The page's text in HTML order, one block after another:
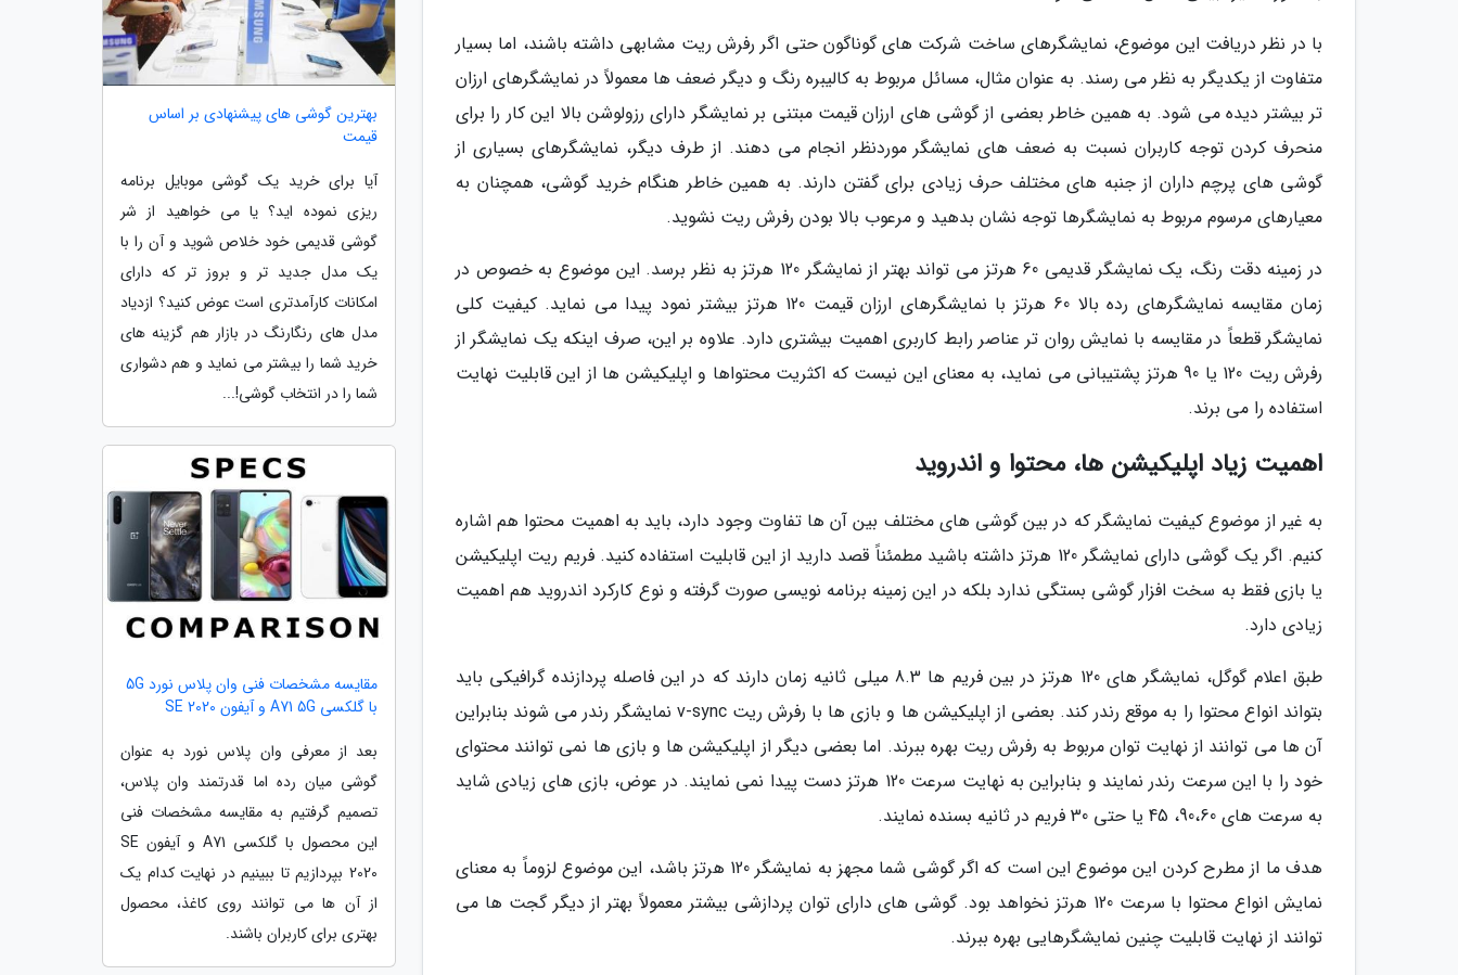
با در نظر دریافت این موضوع، نمایشگرهای ساخت شرکت های گوناگون حتی اگر رفرش ریت مشابهی داشته باشند، اما بسیار
متفاوت از یکدیگر به نظر می رسند. به عنوان مثال، مسائل مربوط به کالیبره رنگ و دیگر ضعف ها معمولاً در نمایشگرهای ارزان
تر بیشتر دیده می شود. به همین خاطر بعضی از گوشی های ارزان قیمت مبتنی بر نمایشگر دارای رزولوشن بالا این کار را برای
منحرف کردن توجه کاربران نسبت به ضعف های نمایشگر موردنظر انجام می دهند. از طرف دیگر، نمایشگرهای بسیاری از
گوشی های پرچم داران از جنبه های مختلف حرف زیادی برای گفتن دارند. به همین خاطر هنگام خرید گوشی، همچنان به
معیارهای مرسوم مربوط به نمایشگرها توجه نشان بدهید و مرعوب بالا بودن رفرش ریت نشوید.
در زمینه دقت رنگ، یک نمایشگر قدیمی 60 هرتز می تواند بهتر از نمایشگر 120 هرتز به نظر برسد. این موضوع به خصوص در
زمان مقایسه نمایشگرهای رده بالا 60 هرتز با نمایشگرهای ارزان قیمت 120 هرتز بیشتر نمود پیدا می نماید. کیفیت کلی
نمایشگر قطعاً در مقایسه با نمایش روان تر عناصر رابط کاربری اهمیت بیشتری دارد. علاوه بر این، صرف اینکه یک نمایشگر از
رفرش ریت 120 یا 90 هرتز پشتیبانی می نماید، به معنای این نیست که اکثریت محتواها و اپلیکیشن ها از این قابلیت نهایت
استفاده را می برند.
اهمیت زیاد اپلیکیشن ها، محتوا و اندروید
به غیر از موضوع کیفیت نمایشگر که در بین گوشی های مختلف بین آن ها تفاوت وجود دارد، باید به اهمیت محتوا هم اشاره
کنیم. اگر یک گوشی دارای نمایشگر 120 هرتز داشته باشید مطمئناً قصد دارید از این قابلیت استفاده کنید. فریم ریت اپلیکیشن
یا بازی فقط به سخت افزار گوشی بستگی ندارد بلکه در این زمینه برنامه نویسی صورت گرفته و نوع کارکرد اندروید هم اهمیت
زیادی دارد.
طبق اعلام گوگل، نمایشگر های 120 هرتز در بین فریم ها 8.3 میلی ثانیه زمان دارند که در این فاصله پردازنده گرافیکی باید
بتواند انواع محتوا را به موقع رندر کند. بعضی از اپلیکیشن ها و بازی ها با رفرش ریت v-sync نمایشگر رندر می شوند بنابراین
آن ها می توانند از نهایت توان مربوط به رفرش ریت بهره ببرند. اما بعضی دیگر از اپلیکیشن ها و بازی ها نمی توانند محتوای
خود را با این سرعت رندر نمایند و بنابراین به نهایت سرعت 120 هرتز دست پیدا نمی نمایند. در عوض، بازی های زیادی شاید
به سرعت های 90،60، 45 یا حتی 30 فریم در ثانیه بسنده نمایند.
هدف ما از مطرح کردن این موضوع این است که اگر گوشی شما مجهز به نمایشگر 120 هرتز باشد، این موضوع لزوماً به معنای
نمایش انواع محتوا با سرعت 120 هرتز نخواهد بود. گوشی های دارای توان پردازشی بیشتر معمولاً بهتر از دیگر گجت ها می
توانند از نهایت قابلیت چنین نمایشگرهایی بهره ببرند.
بهترین گوشی های پیشنهادی بر اساس
قیمت
آیا برای خرید یک گوشی موبایل برنامه
ریزی نموده اید؟ یا می خواهید از شر
گوشی قدیمی خود خلاص شوید و آن را با
یک مدل جدید تر و بروز تر که دارای
امکانات کارآمدتری است عوض کنید؟ ازدیاد
مدل های رنگارنگ در بازار هم گزینه های
خرید شما را بیشتر می نماید و هم دشواری
شما را در انتخاب گوشی!...
مقایسه مشخصات فنی وان پلاس نورد 5G
با گلکسی A71 5G و آیفون SE 2020
بعد از معرفی وان پلاس نورد به عنوان
گوشی میان رده اما قدرتمند وان پلاس،
تصمیم گرفتیم به مقایسه مشخصات فنی
این محصول با گلکسی A71 و آیفون SE
2020 بپردازیم تا ببینیم در نهایت کدام یک
از آن ها می توانند روی کاغذ، محصول
بهتری برای کاربران باشند.